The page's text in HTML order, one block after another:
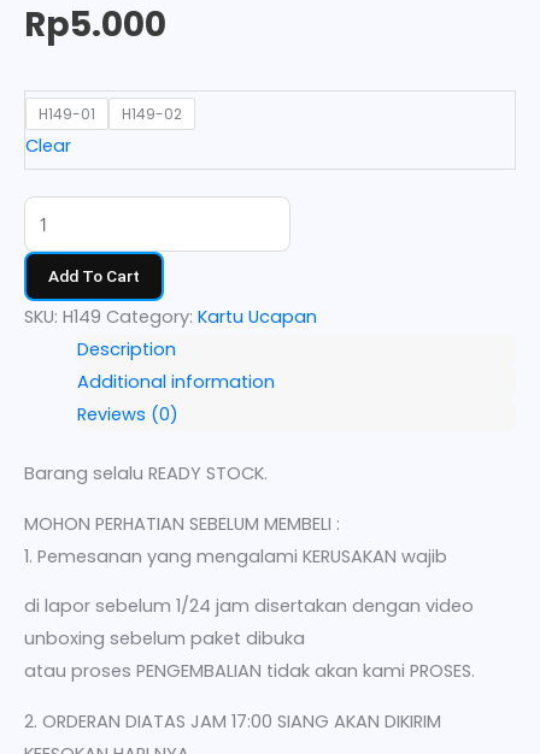
Rp5.000
H149-01 H149-02
Clear
Add To Cart
SKU: H149 Category: Kartu Ucapan
Description
Additional information
Reviews (0)
Barang selalu READY STOCK.
MOHON PERHATIAN SEBELUM MEMBELI :
1. Pemesanan yang mengalami KERUSAKAN wajib
di lapor sebelum 1/24 jam disertakan dengan video
unboxing sebelum paket dibuka
atau proses PENGEMBALIAN tidak akan kami PROSES.
2. ORDERAN DIATAS JAM 17:00 SIANG AKAN DIKIRIM